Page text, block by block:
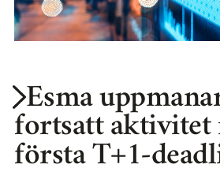
Esma
fortsatt aktivitet
första T+1-